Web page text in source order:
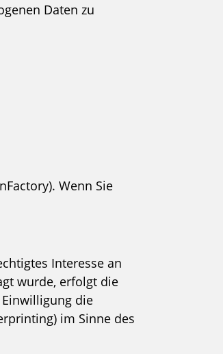
Daten zu
Wenn Sie
Interesse an
wurde, erfolgt die
Einwilligung die
im Sinne des